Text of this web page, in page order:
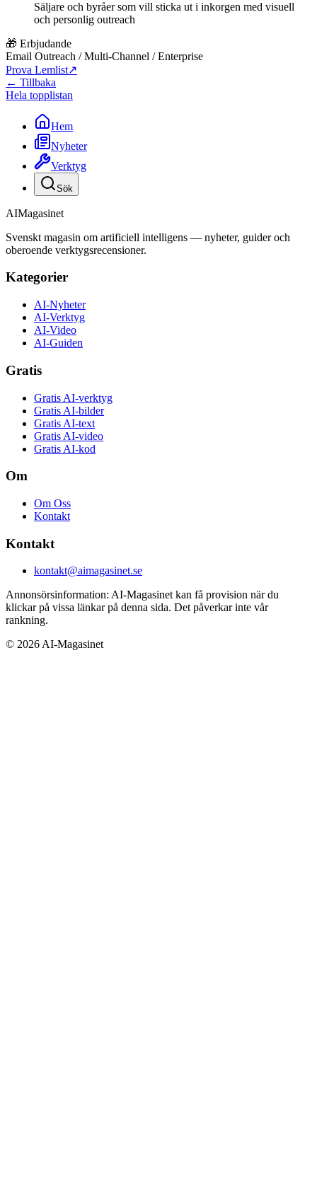
Säljare och byråer som vill sticka ut i inkorgen med visuell
och personlig outreach
🎁 Erbjudande
Email Outreach / Multi-Channel / Enterprise
Prova Lemlist↗
← Tillbaka
Hela topplistan
Hem
Nyheter
Verktyg
Sök
AIMagasinet
Svenskt magasin om artificiell intelligens — nyheter, guider och
oberoende verktygsrecensioner.
Kategorier
AI-Nyheter
AI-Verktyg
AI-Video
AI-Guiden
Gratis
Gratis AI-verktyg
Gratis AI-bilder
Gratis AI-text
Gratis AI-video
Gratis AI-kod
Om
Om Oss
Kontakt
Kontakt
kontakt@aimagasinet.se
Annonsörsinformation: AI-Magasinet kan få provision när du
klickar på vissa länkar på denna sida. Det påverkar inte vår
rankning.
© 2026AI-Magasinet